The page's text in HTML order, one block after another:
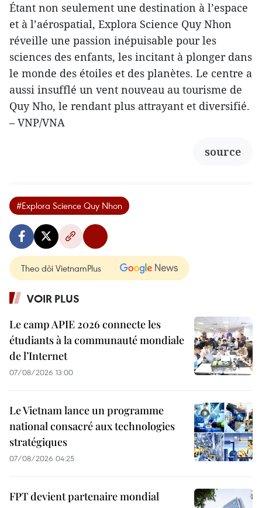
Étant non seulement une destination à l’espace
et à l’aérospatial, Explora Science Quy Nhon
réveille une passion inépuisable pour les
sciences des enfants, les incitant à plonger dans
le monde des étoiles et des planètes. Le centre a
aussi insufflé un vent nouveau au tourisme de
Quy Nho, le rendant plus attrayant et diversifié.
– VNP/VNA
source
#Explora Science Quy Nhon
Theo dõi VietnamPlus
VOIR PLUS
Le camp APIE 2026 connecte les
étudiants à la communauté mondiale
de l’Internet
07/08/2026 13:00
Le Vietnam lance un programme
national consacré aux technologies
stratégiques
07/08/2026 04:25
FPT devient partenaire mondial